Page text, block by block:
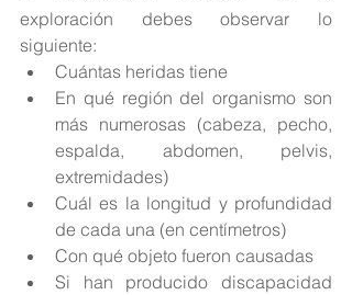
exploración debes observar lo
siguiente:
Cuántas heridas tiene
En qué región del organismo son
más numerosas (cabeza, pecho,
espalda, abdomen, pelvis,
extremidades)
Cuál es la longitud y profundidad
de cada una (en centímetros)
Con qué objeto fueron causadas
Si han producido discapacidad